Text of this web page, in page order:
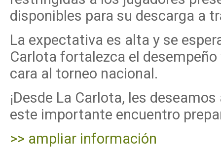
disponibles para su descarga a
La expectativa es alta y se
Carlota fortalezca el
cara al torneo nacional.
¡Desde La Carlota, les
este importante encuentro
>> ampliar información